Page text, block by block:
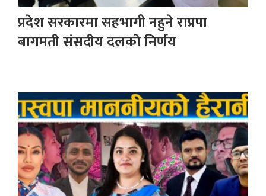
प्रदेश सरकारमा सहभागी नहुने राप्रपा
बागमती संसदीय दलको निर्णय